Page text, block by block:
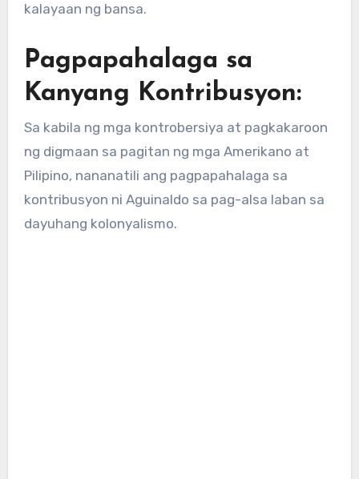
kalayaan ng bansa.
Pagpapahalaga sa
Kanyang Kontribusyon:
Sa kabila ng mga kontrobersiya at pagkakaroon
ng digmaan sa pagitan ng mga Amerikano at
Pilipino, nananatili ang pagpapahalaga sa
kontribusyon ni Aguinaldo sa pag-alsa laban sa
dayuhang kolonyalismo.